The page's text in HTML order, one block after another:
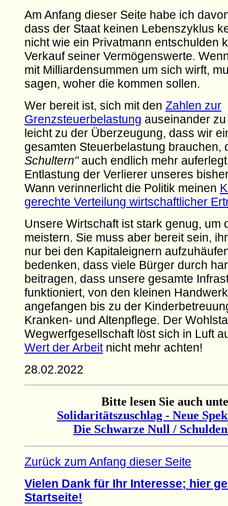
Am Anfang dieser Seite habe ich
dass der Staat keinen Lebenszyklus
nicht wie ein Privatmann entschulden
Verkauf seiner Vermögenswerte.
mit Milliardensummen um sich wirft,
sagen, woher die kommen sollen.
Wer bereit ist, sich mit den Zahlen zur
Grenzsteuerbelastung auseinander
leicht zu der Überzeugung, dass wir
gesamten Steuerbelastung brauchen,
Schultern"auch endlich mehr
Entlastung der Verlierer unseres
Wann verinnerlicht die Politik meinen
gerechte Verteilung wirtschaftlicher
Unsere Wirtschaft ist stark genug, um
meistern. Sie muss aber bereit sein,
nur bei den Kapitaleignern
bedenken, dass viele Bürger durch
beitragen, dass unsere gesamte
funktioniert, von den kleinen
angefangen bis zu der
Kranken- und Altenpflege. Der
Wegwerfgesellschaft löst sich in Luft
Wert der Arbeitnicht mehr achten!
28.02.2022
Bitte lesen Sie auch
Solidaritätszuschlag - Neue
Die Schwarze Null /
Zurück zum Anfang dieser Seite
Vielen Dank für Ihr Interesse; hier
Startseite!